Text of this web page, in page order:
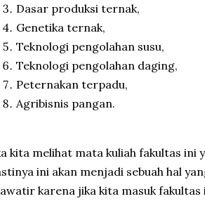
Dasar produksi ternak,
Genetika ternak,
Teknologi pengolahan susu,
Teknologi pengolahan daging,
Peternakan terpadu,
Agribisnis pangan.
kita melihat mata kuliah fakultas
ini akan menjadi sebuah hal
karena jika kita masuk